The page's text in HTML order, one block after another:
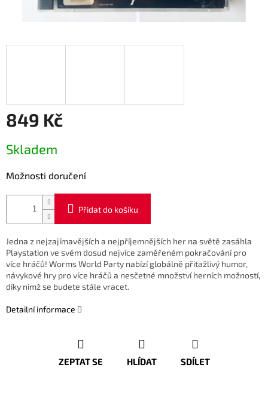
849 Kč
cena:
Skladem
Možnosti doručení
Přidat do košíku
Jedna z nejzajímavějších a nejpříjemnějších her na světě zasáhla
Playstation ve svém dosud nejvíce zaměřeném pokračování pro
více hráčů! Worms World Party nabízí globálně přitažlivý humor,
návykové hry pro více hráčů a nesčetné množství herních možností,
díky nimž se budete stále vracet.
Detailní informace
ZEPTAT SE HLÍDAT SDÍLET